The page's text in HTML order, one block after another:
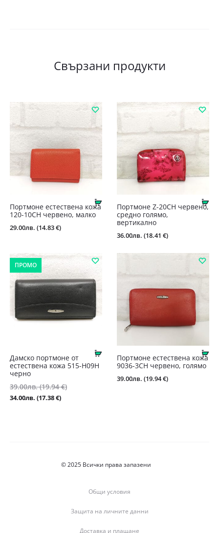
Свързани продукти
Купи
Портмоне естествена кожа
120-10СН червено, малко
29.00лв. (14.83 €)
Портмоне Z-20СН червено,
средно голямо,
вертикално
36.00лв. (18.41 €)
ПРОМО
Купи
Дамско портмоне от
естествена кожа 515-H09Н
черно
39.00лв. (19.94 €)Original
34.00лв. (17.38 €)Текущата
Портмоне естествена кожа
9036-3СН червено, голямо
39.00лв. (19.94 €)
© 2025 Всички права запазени
Общи условия
Защита на личните данни
Доставка и плащане